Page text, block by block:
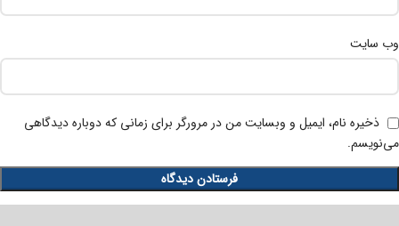
وب‌ سایت
ذخیره نام، ایمیل و وبسایت من در مرورگر برای زمانی که دوباره دیدگاهی
می‌نویسم.